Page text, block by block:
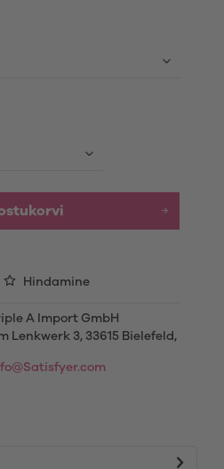
Hindamine
A Import GmbH
Lenkwerk 3, 33615 Bielefeld,